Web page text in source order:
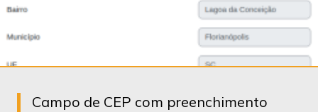
Campo de CEP com preenchimento